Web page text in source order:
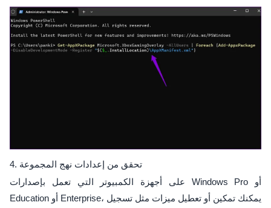
4. تحقق من إعدادات نهج المجموعة
على أجهزة الكمبيوتر التي تعمل بإصدارات Windows Pro أو
Education أو Enterprise، يمكنك تمكين أو تعطيل ميزات مثل تسجيل